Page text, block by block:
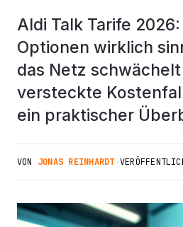
Aldi Talk Tarife
Optionen wirklich
das Netz
versteckte
ein praktischer
VON JONAS REINHARDT ·